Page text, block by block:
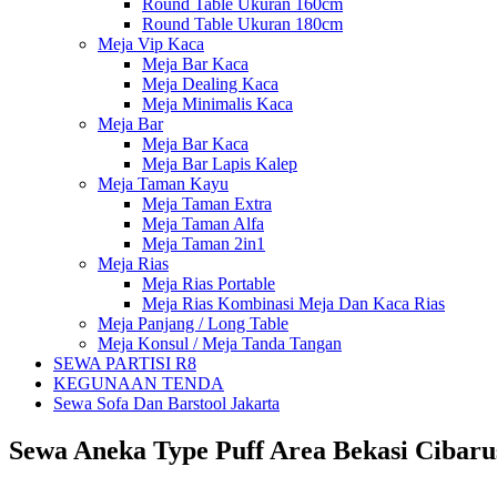
Round Table Ukuran 160cm
Round Table Ukuran 180cm
Meja Vip Kaca
Meja Bar Kaca
Meja Dealing Kaca
Meja Minimalis Kaca
Meja Bar
Meja Bar Kaca
Meja Bar Lapis Kalep
Meja Taman Kayu
Meja Taman Extra
Meja Taman Alfa
Meja Taman 2in1
Meja Rias
Meja Rias Portable
Meja Rias Kombinasi Meja Dan Kaca Rias
Meja Panjang / Long Table
Meja Konsul / Meja Tanda Tangan
SEWA PARTISI R8
KEGUNAAN TENDA
Sewa Sofa Dan Barstool Jakarta
Sewa Aneka Type Puff Area Bekasi